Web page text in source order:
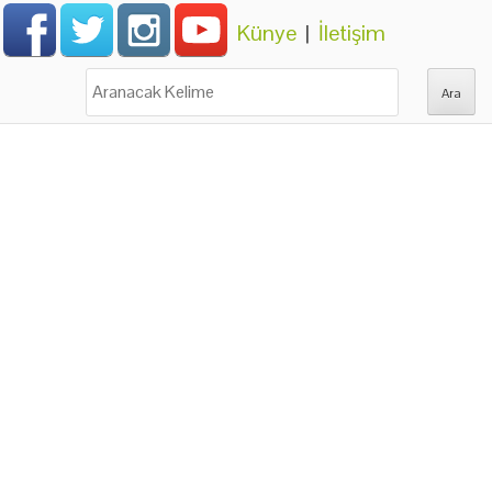
Künye | İletişim